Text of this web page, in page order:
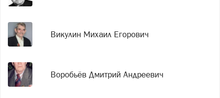
Викулин Михаил Егорович
Воробьёв Дмитрий Андреевич